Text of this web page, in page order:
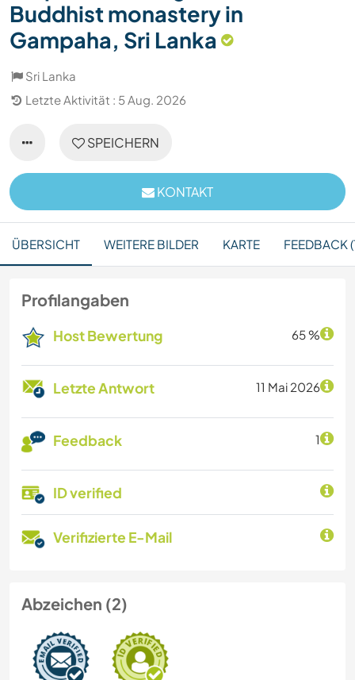
Buddhist monastery in
Gampaha, Sri Lanka
Sri Lanka
Letzte Aktivität : 5 Aug. 2026
SPEICHERN
KONTAKT
ÜBERSICHT WEITERE BILDER KARTE FEEDBACK
Profilangaben
Host Bewertung 65 %
Letzte Antwort 11 Mai 2026
Feedback 1
ID verified
Verifizierte E-Mail
Abzeichen (2)